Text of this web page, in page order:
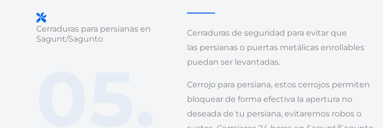
Cerraduras para persianas en
Sagunt/Sagunto
Cerraduras de seguridad para evitar que
las persianas o puertas metálicas enrollables
puedan ser levantadas.
Cerrojo para persiana, estos cerrojos permiten
bloquear de forma efectiva la apertura no
deseada de tu persiana, evitaremos robos o